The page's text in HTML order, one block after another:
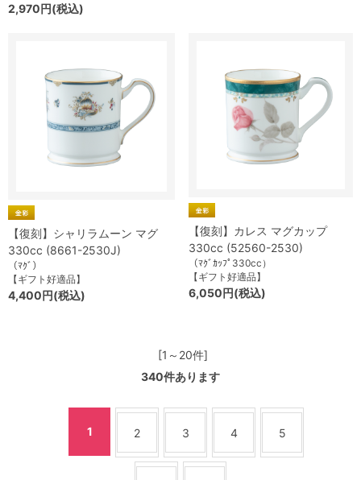
2,970円(税込)
【復刻】シャリラムーン マグ
330cc (8661-2530J)
（ﾏｸﾞ）
【ギフト好適品】
4,400円(税込)
【復刻】カレス マグカップ
330cc (52560-2530)
（ﾏｸﾞｶｯﾌﾟ330cc）
【ギフト好適品】
6,050円(税込)
[1～20件]
340件あります
1 2 3 4 5